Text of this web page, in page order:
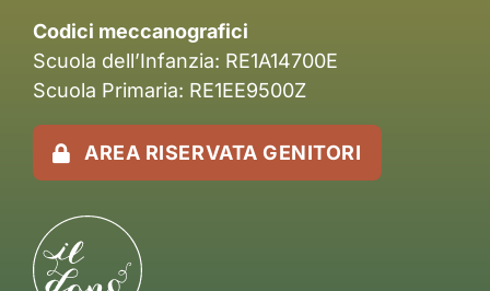
Codici meccanografici
Scuola dell’Infanzia: RE1A14700E
Scuola Primaria: RE1EE9500Z
AREA RISERVATA GENITORI